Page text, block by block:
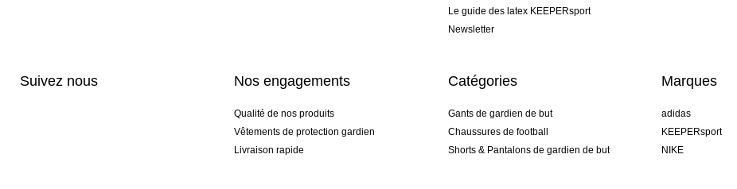
Le guide des latex KEEPERsport
Newsletter
Suivez nous Nos engagements
Qualité de nos produits
Vêtements de protection gardien
Livraison rapide
Catégories
Gants de gardien de but
Chaussures de football
Shorts & Pantalons de gardien de but
Marques
adidas
KEEPERsport
NIKE